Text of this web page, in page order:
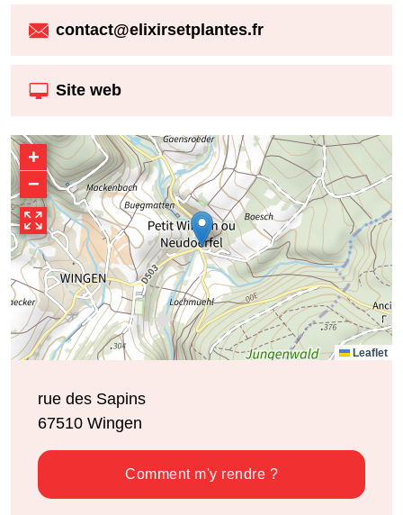
contact@elixirsetplantes.fr
Site web
+
−
Leaflet
rue des Sapins
67510 Wingen
Comment m'y rendre ?